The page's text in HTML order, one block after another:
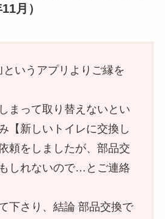
月）
いうアプリよりご縁を
まって取り替えないとい
【新しいトイレに交換し
頼をしましたが、部品交
しれないので…とご連絡
下さり、結論 部品交換で